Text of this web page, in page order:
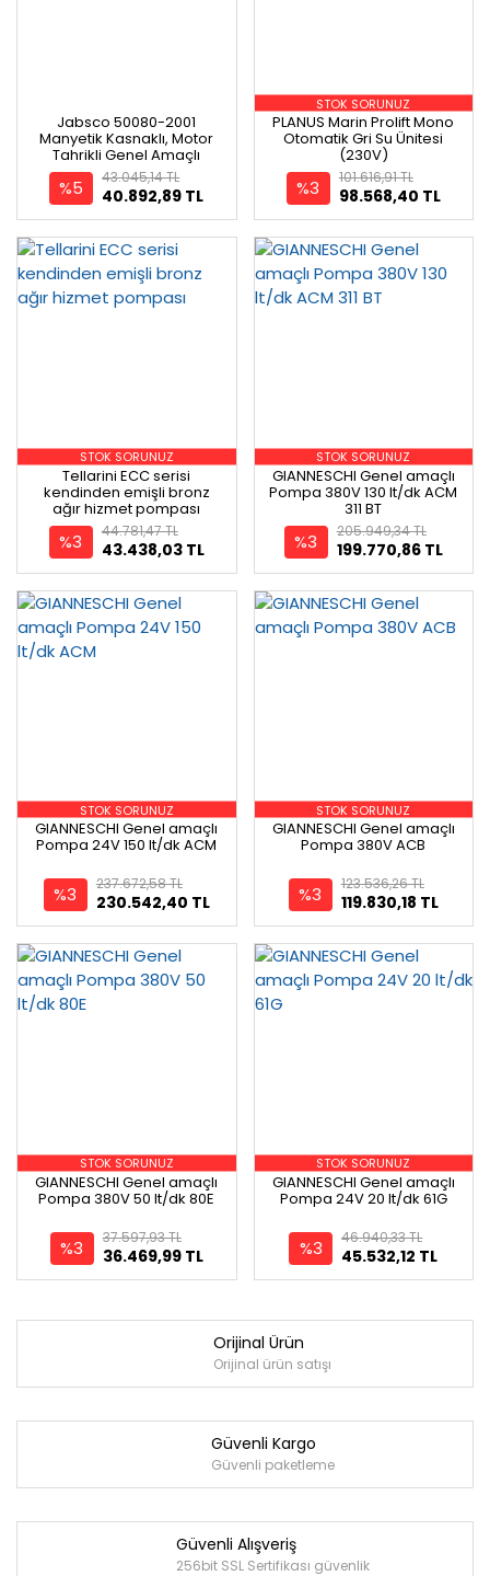
Jabsco 50080-2001
Manyetik Kasnaklı, Motor
Tahrikli Genel Amaçlı
Pompa 12V, 1''
%5 40.892,89 TL
43.045,14 TL
STOK SORUNUZ
PLANUS Marin Prolift Mono
Otomatik Gri Su Ünitesi
(230V)
%3 98.568,40 TL
101.616,91 TL
STOK SORUNUZ
Tellarini ECC serisi
kendinden emişli bronz
ağır hizmet pompası
%3 43.438,03 TL
44.781,47 TL
STOK SORUNUZ
GIANNESCHI Genel amaçlı
Pompa 380V 130 lt/dk ACM
311 BT
%3 199.770,86 TL
205.949,34 TL
STOK SORUNUZ
GIANNESCHI Genel amaçlı
Pompa 24V 150 lt/dk ACM
%3 230.542,40 TL
237.672,58 TL
STOK SORUNUZ
GIANNESCHI Genel amaçlı
Pompa 380V ACB
%3 119.830,18 TL
123.536,26 TL
STOK SORUNUZ
GIANNESCHI Genel amaçlı
Pompa 380V 50 lt/dk 80E
%3 36.469,99 TL
37.597,93 TL
STOK SORUNUZ
GIANNESCHI Genel amaçlı
Pompa 24V 20 lt/dk 61G
%3 45.532,12 TL
46.940,33 TL
Orijinal Ürün
Orijinal ürün satışı
Güvenli Kargo
Güvenli paketleme
Güvenli Alışveriş
256bit SSL Sertifikası güvenlik